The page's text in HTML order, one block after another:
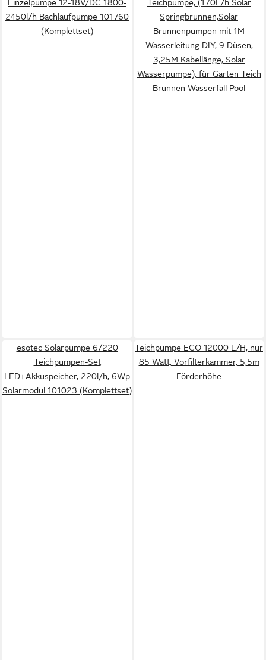
Einzelpumpe 12-18V/DC 1800-
2450l/h Bachlaufpumpe 101760
(Komplettset)
Teichpumpe, (170L/h Solar
Springbrunnen,Solar
Brunnenpumpen mit 1M
Wasserleitung DIY, 9 Düsen,
3,25M Kabellänge, Solar
Wasserpumpe), für Garten Teich
Brunnen Wasserfall Pool
esotec Solarpumpe 6/220
Teichpumpen-Set
LED+Akkuspeicher, 220l/h, 6Wp
Solarmodul 101023 (Komplettset)
Teichpumpe ECO 12000 L/H, nur
85 Watt, Vorfilterkammer, 5,5m
Förderhöhe